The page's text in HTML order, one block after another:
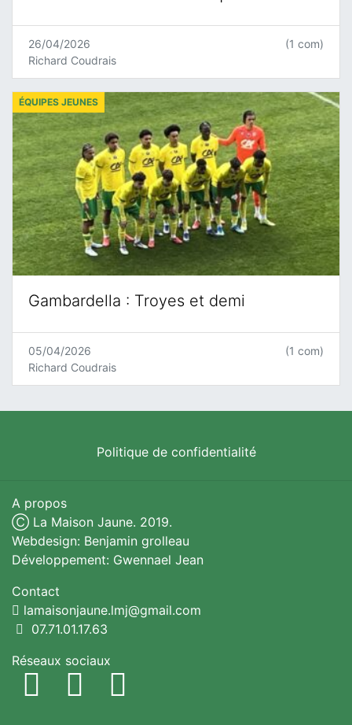
26/04/2026
Richard Coudrais
(1 com)
Gambardella : Troyes et demi
ÉQUIPES JEUNES
05/04/2026
Richard Coudrais
(1 com)
Politique de confidentialité
A propos
Ⓒ La Maison Jaune. 2019.
Webdesign: Benjamin grolleau
Développement: Gwennael Jean
Contact
lamaisonjaune.lmj@gmail.com
07.71.01.17.63
Réseaux sociaux